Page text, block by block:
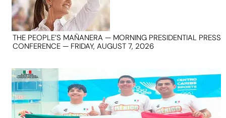
THE PEOPLE’S MAÑANERA — MORNING PRESIDENTIAL PRESS
CONFERENCE — FRIDAY, AUGUST 7, 2026